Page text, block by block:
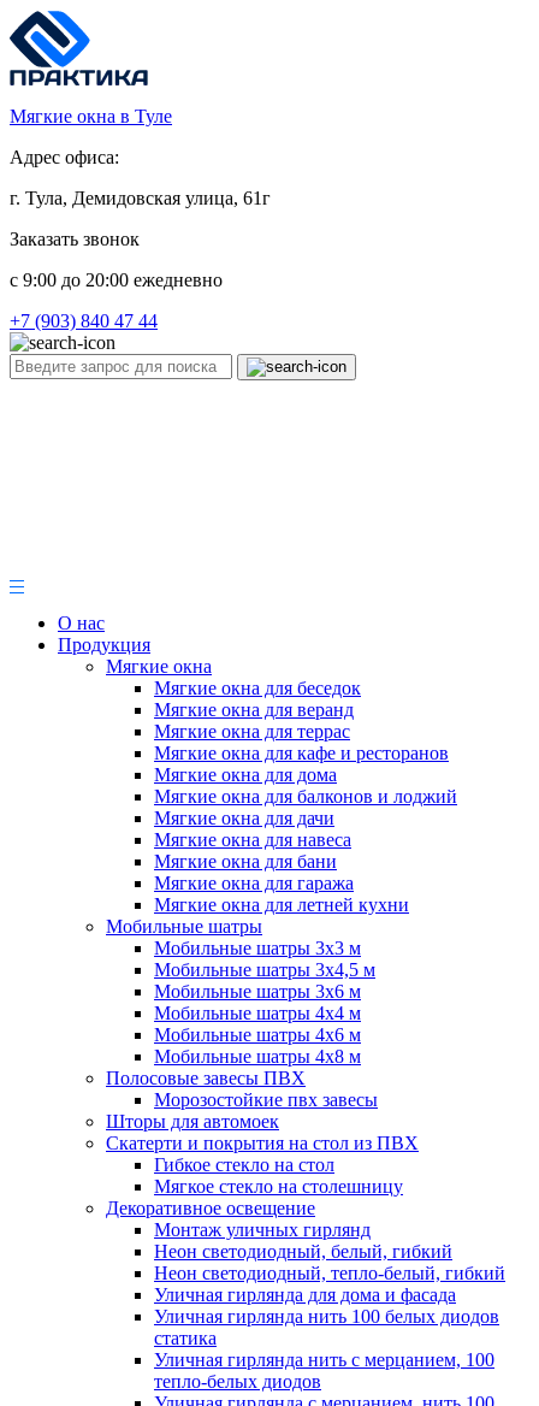
Мягкие окна в Туле
Адрес офиса:
г. Тула, Демидовская улица, 61г
Заказать звонок
c 9:00 до 20:00 ежедневно
+7 (903) 840 47 44
О нас
Продукция
Мягкие окна
Мягкие окна для беседок
Мягкие окна для веранд
Мягкие окна для террас
Мягкие окна для кафе и ресторанов
Мягкие окна для дома
Мягкие окна для балконов и лоджий
Мягкие окна для дачи
Мягкие окна для навеса
Мягкие окна для бани
Мягкие окна для гаража
Мягкие окна для летней кухни
Мобильные шатры
Мобильные шатры 3х3 м
Мобильные шатры 3х4,5 м
Мобильные шатры 3х6 м
Мобильные шатры 4х4 м
Мобильные шатры 4х6 м
Мобильные шатры 4х8 м
Полосовые завесы ПВХ
Морозостойкие пвх завесы
Шторы для автомоек
Скатерти и покрытия на стол из ПВХ
Гибкое стекло на стол
Мягкое стекло на столешницу
Декоративное освещение
Монтаж уличных гирлянд
Неон светодиодный, белый, гибкий
Неон светодиодный, тепло-белый, гибкий
Уличная гирлянда для дома и фасада
Уличная гирлянда нить 100 белых диодов
статика
Уличная гирлянда нить с мерцанием, 100
тепло-белых диодов